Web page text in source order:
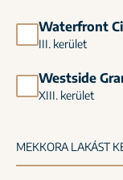
Waterfront
III. kerület
Westside
XIII. kerület